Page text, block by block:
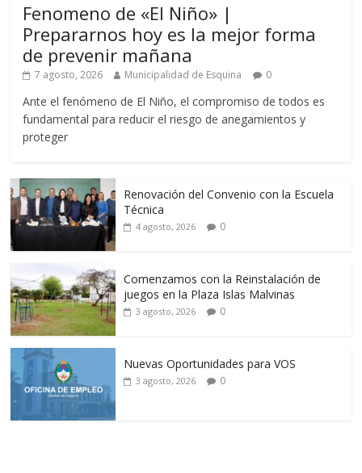
Fenomeno de «El Niño» |
Prepararnos hoy es la mejor forma
de prevenir mañana
7 agosto, 2026 Municipalidad de Esquina 0
Ante el fenómeno de El Niño, el compromiso de todos es
fundamental para reducir el riesgo de anegamientos y
proteger
Renovación del Convenio con la Escuela
Técnica
4 agosto, 2026 0
Comenzamos con la Reinstalación de
juegos en la Plaza Islas Malvinas
3 agosto, 2026 0
Nuevas Oportunidades para VOS
3 agosto, 2026 0